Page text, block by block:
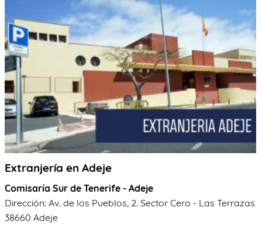
OK
Extranjería en Adeje
Comisaría Sur de Tenerife - Adeje
Dirección: Av. de los Pueblos, 2. Sector Cero - Las Terrazas
38660 Adeje